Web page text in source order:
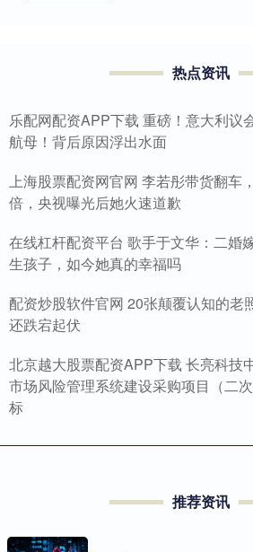
热点资讯
乐配网配资APP下载 重磅！意大利议
航母！背后原因浮出水面
上海股票配资网官网 李若彤带货翻车
倍，央视曝光后她火速道歉
在线杠杆配资平台 歌手于文华：二婚
生孩子，如今她真的幸福吗
配资炒股软件官网 20张颠覆认知的老
还跌宕起伏
北京越大股票配资APP下载 长亮科技
市场风险管理系统建设采购项目（二
标
推荐资讯